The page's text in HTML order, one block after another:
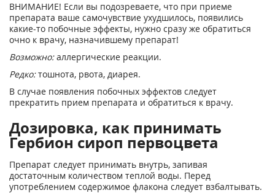
ВНИМАНИЕ! Если вы подозреваете, что при приеме
препарата ваше самочувствие ухудшилось, появились
какие-то побочные эффекты, нужно сразу же обратиться
очно к врачу, назначившему препарат!
Возможно:аллергические реакции.
Редко:тошнота, рвота, диарея.
В случае появления побочных эффектов следует
прекратить прием препарата и обратиться к врачу.
Дозировка, как принимать
Гербион сироп первоцвета
Препарат следует принимать внутрь, запивая
достаточным количеством теплой воды. Перед
употреблением содержимое флакона следует взбалтывать.